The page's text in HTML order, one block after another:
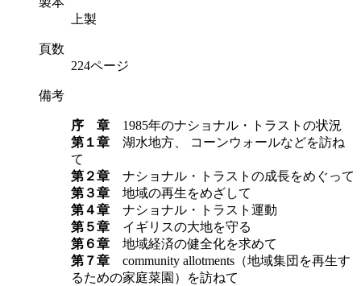
上製
頁数
224ページ
備考
序 章 1985年のナショナル・トラストの状況
第１章 湖水地方、 コーンウォールなどを訪ね
て
第２章 ナショナル・トラストの成長をめぐって
第３章 地域の再生をめざして
第４章 ナショナル・トラスト運動
第５章 イギリスの大地を守る
第６章 地域経済の健全化を求めて
第７章 community allotments（地域集団を再生す
るための家庭菜園）を訪ねて